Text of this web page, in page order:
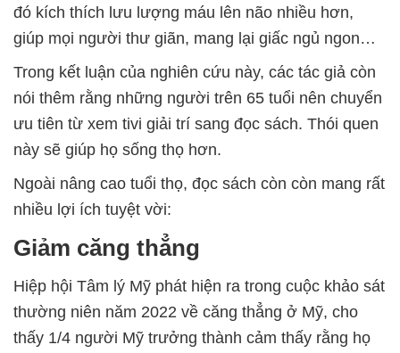
đó kích thích lưu lượng máu lên não nhiều hơn,
giúp mọi người thư giãn, mang lại giấc ngủ ngon…
Trong kết luận của nghiên cứu này, các tác giả còn
nói thêm rằng những người trên 65 tuổi nên chuyển
ưu tiên từ xem tivi giải trí sang đọc sách. Thói quen
này sẽ giúp họ sống thọ hơn.
Ngoài nâng cao tuổi thọ, đọc sách còn còn mang rất
nhiều lợi ích tuyệt vời:
Giảm căng thẳng
Hiệp hội Tâm lý Mỹ phát hiện ra trong cuộc khảo sát
thường niên năm 2022 về căng thẳng ở Mỹ, cho
thấy 1/4 người Mỹ trưởng thành cảm thấy rằng họ